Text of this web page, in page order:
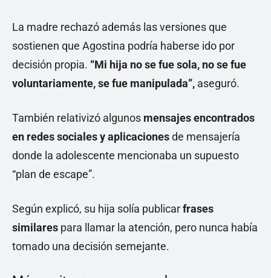
La madre rechazó además las versiones que
sostienen que Agostina podría haberse ido por
decisión propia. “Mi hija no se fue sola, no se fue
voluntariamente, se fue manipulada”, aseguró.
También relativizó algunos mensajes encontrados
en redes sociales y aplicacionesde mensajería
donde la adolescente mencionaba un supuesto
“plan de escape”.
Según explicó, su hija solía publicarfrases
similares para llamar la atención, pero nunca había
tomado una decisión semejante.